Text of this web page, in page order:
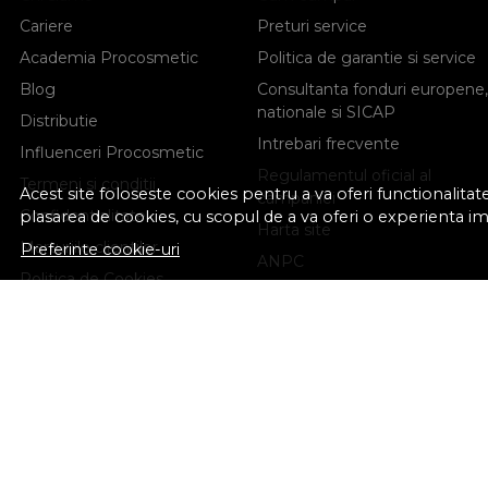
Acest site foloseste cookies pentru a va oferi
plasarea de cookies, cu scopul de a va oferi o experienta
Preferinte cookie-uri
Cariere
Academia Procosmetic
Blog
Distributie
Influenceri Procosmetic
Termeni si conditii
Confidentialitate
Marturiile clientilor
Politica de Cookies
Preturi service
Politica de garantie si service
Consultanta fonduri europene,
nationale si SICAP
Intrebari frecvente
Regulamentul oficial al
campaniei
Harta site
ANPC